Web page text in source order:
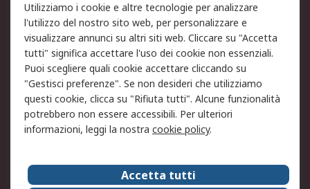
Informativa Cookie
Informativa Privacy -
Aggiornata
Email Security
Termini d'uso
Condizioni di vendita
Condizioni generali di
servizio
Etica e responsabilità
Chi Siamo
Chi Siamo
Contattaci
Supporto
ESG
Utilizziamo i cookie e altre tecnologie per analizzare
l'utilizzo del nostro sito web, per personalizzare e
visualizzare annunci su altri siti web. Cliccare su "Accetta
tutti" significa accettare l'uso dei cookie non essenziali.
Puoi scegliere quali cookie accettare cliccando su
"Gestisci preferenze". Se non desideri che utilizziamo
questi cookie, clicca su "Rifiuta tutti". Alcune funzionalità
potrebbero non essere accessibili. Per ulteriori
informazioni, leggi la nostra cookie policy.
Accetta tutti